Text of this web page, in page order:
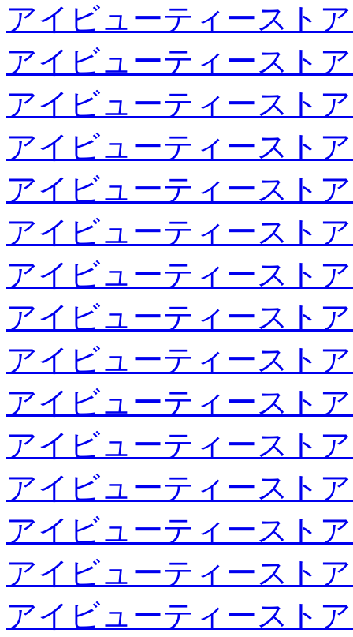
アイビューティースト
アイビューティースト
アイビューティースト
アイビューティースト
アイビューティースト
アイビューティースト
アイビューティースト
アイビューティースト
アイビューティースト
アイビューティースト
アイビューティースト
アイビューティースト
アイビューティースト
アイビューティースト
アイビューティースト